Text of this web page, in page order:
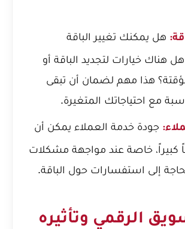
هل يمكنك تغيير الباقة
هناك خيارات لتجديد الباقة أو
هذا مهم لضمان أن تبقى
مع احتياجاتك المتغيرة.
جودة خدمة العملاء يمكن أن
كبيراً، خاصة عند مواجهة مشكلات
إلى استفسارات حول الباقة.
الرقمي وتأثيره